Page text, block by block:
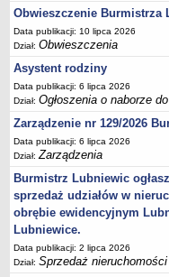
Biblioteka
Gminny Ośrodek Kultury
Biblioteka - Centrum
NARODOWY SPIS
Ogólne informacje o
Gminne Biuro Spisowe
Rachmistrze terenowi
WYBORY I REFERENDUM
Wybory ławników -
Wybory samorządowe
Wybory do Parlamentu
V edycja konkursu
Obwieszczenie Burmistrza
Data publikacji: 10 lipca 2026
Dział:Obwieszczenia
Asystent rodziny
Data publikacji: 6 lipca 2026
Dział:Ogłoszenia o naborze
Zarządzenie nr 129/2026
Data publikacji: 6 lipca 2026
Dział:Zarządzenia
Burmistrz Lubniewic
sprzedaż udziałów w
obrębie ewidencyjnym
Lubniewice.
Data publikacji: 2 lipca 2026
Dział:Sprzedaż nieruchomości